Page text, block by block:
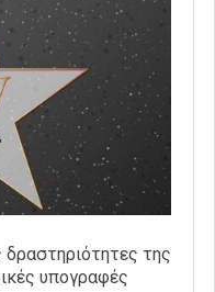
δραστηριότητες της
υπογραφές